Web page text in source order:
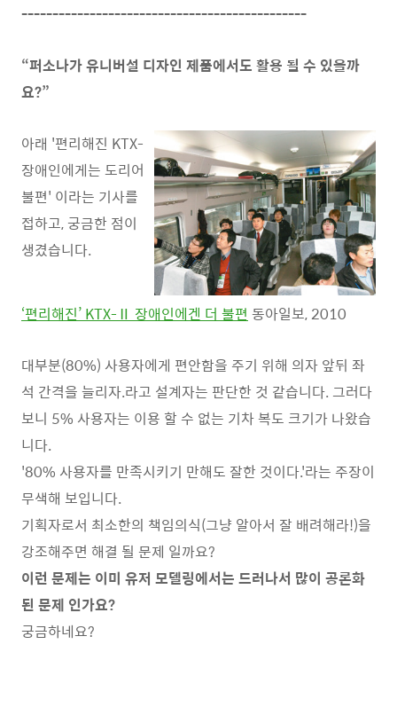
----------------------------------------------
“퍼소나가 유니버설 디자인 제품에서도 활용 될 수 있을까
요?”
아래 '편리해진 KTX-
장애인에게는 도리어
불편' 이라는 기사를
접하고, 궁금한 점이
생겼습니다.
‘편리해진’ KTX-Ⅱ 장애인에겐 더 불편 동아일보, 2010
대부분(80%) 사용자에게 편안함을 주기 위해 의자 앞뒤 좌
석 간격을 늘리자.라고 설계자는 판단한 것 같습니다. 그러다
보니 5% 사용자는 이용 할 수 없는 기차 복도 크기가 나왔습
니다.
'80% 사용자를 만족시키기 만해도 잘한 것이다.'라는 주장이
무색해 보입니다.
기획자로서 최소한의 책임의식(그냥 알아서 잘 배려해라!)을
강조해주면 해결 될 문제 일까요?
이런 문제는 이미 유저 모델링에서는 드러나서 많이 공론화
된 문제 인가요?
궁금하네요?